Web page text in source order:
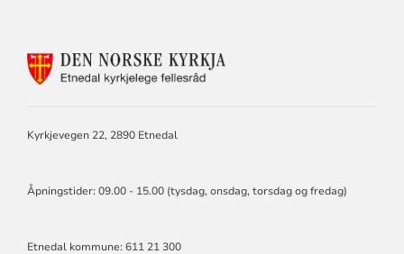
KONTAKTINFORMASJON
Kyrkjevegen 22, 2890 Etnedal
Åpningstider: 09.00 - 15.00 (tysdag, onsdag, torsdag og fredag)
Etnedal kommune: 611 21 300